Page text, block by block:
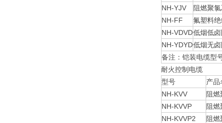
NH-YJV
阻燃聚
NH-FF
氟塑料
NH-VDVD低烟低
NH-YDYD低烟无
备注：铠装电缆型
耐火控制电缆
型号
产品
NH-KVV
阻
NH-KVVP
阻
NH-KVVP2
阻